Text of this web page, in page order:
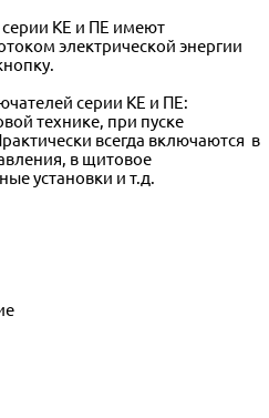
КЕ и ПЕ имеют
электрической энергии
серии КЕ и ПЕ:
технике, при пуске
всегда включаются в
в щитовое
установки и т.д.